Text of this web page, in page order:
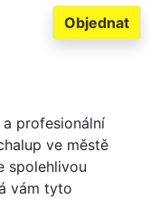
Objednat
profesionální
ve městě
spolehlivou
vám tyto